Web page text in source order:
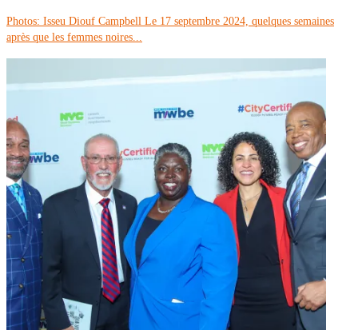
Photos: Isseu Diouf Campbell Le 17 septembre 2024, quelques semaines
après que les femmes noires...